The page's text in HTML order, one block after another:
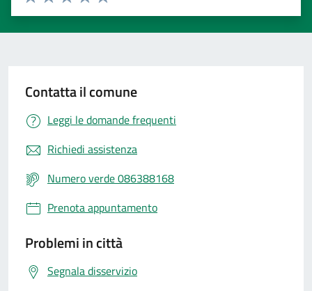
Valuta 5 stelle su 5
Valuta 4 stelle su 5
Valuta 3 stelle su 5
Valuta 2 stelle su 5
Valuta 1 stelle su 5
Contatta il comune
Leggi le domande frequenti
Richiedi assistenza
Numero verde 086388168
Prenota appuntamento
Problemi in città
Segnala disservizio